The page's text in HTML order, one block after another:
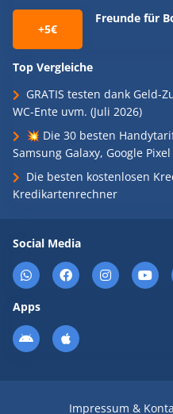
+5€
Freunde für
Top Vergleiche
GRATIS testen dank Geld-
WC-Ente uvm. (Juli 2026)
💥 Die 30 besten
Samsung Galaxy, Google
Die besten kostenlosen
Kredikartenrechner
Social Media
Apps
Impressum &